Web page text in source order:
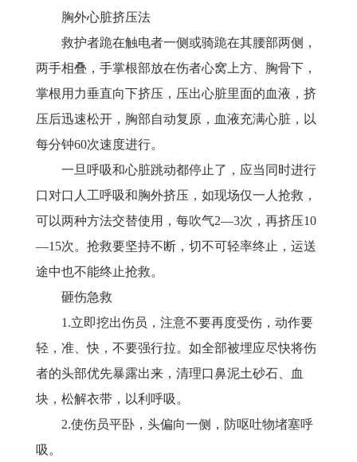
胸外心脏挤压法
救护者跪在触电者一侧或骑跪在其腰部两侧，
两手相叠，手掌根部放在伤者心窝上方、胸骨下，
掌根用力垂直向下挤压，压出心脏里面的血液，挤
压后迅速松开，胸部自动复原，血液充满心脏，以
每分钟60次速度进行。
一旦呼吸和心脏跳动都停止了，应当同时进行
口对口人工呼吸和胸外挤压，如现场仅一人抢救，
可以两种方法交替使用，每吹气2—3次，再挤压10
—15次。抢救要坚持不断，切不可轻率终止，运送
途中也不能终止抢救。
砸伤急救
1.立即挖出伤员，注意不要再度受伤，动作要
轻，准、快，不要强行拉。如全部被埋应尽快将伤
者的头部优先暴露出来，清理口鼻泥土砂石、血
块，松解衣带，以利呼吸。
2.使伤员平卧，头偏向一侧，防呕吐物堵塞呼
吸。